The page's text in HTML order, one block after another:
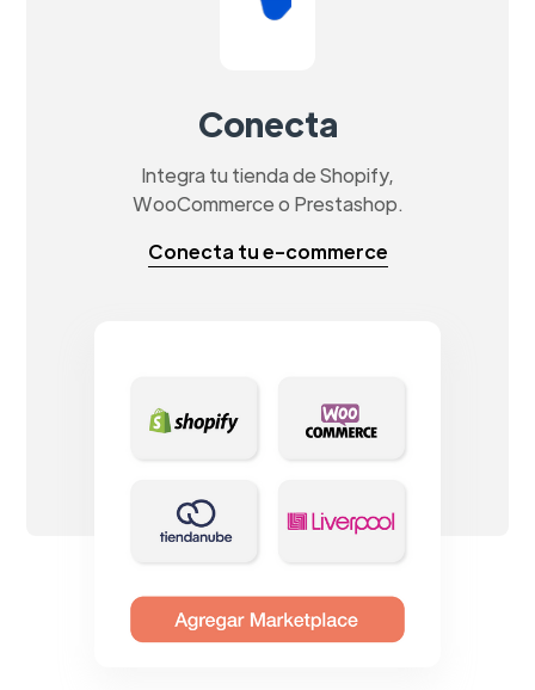
Conecta
Integra tu tienda de Shopify,
WooCommerce o Prestashop.
Conecta tu e-commerce